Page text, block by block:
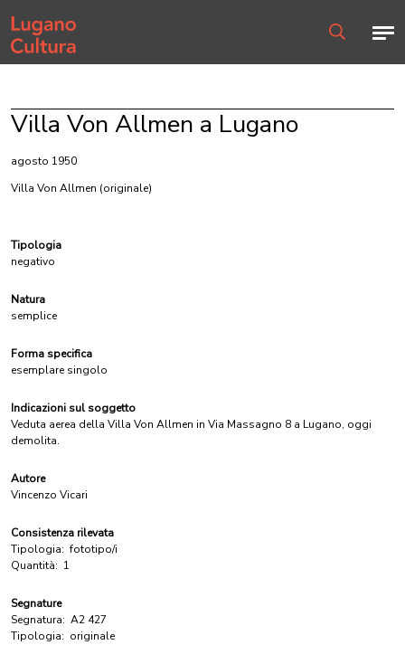
Home page
Villa Von Allmen a Lugano
agosto 1950
Villa Von Allmen (originale)
Tipologia
negativo
Natura
semplice
Forma specifica
esemplare singolo
Indicazioni sul soggetto
Veduta aerea della Villa Von Allmen in Via Massagno 8 a Lugano, oggi
demolita.
Autore
Vincenzo Vicari
Consistenza rilevata
Tipologia: fototipo/i
Quantità: 1
Segnature
Segnatura: A2 427
Tipologia: originale